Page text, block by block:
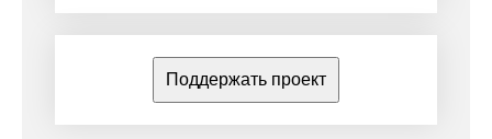
Поддержать проект